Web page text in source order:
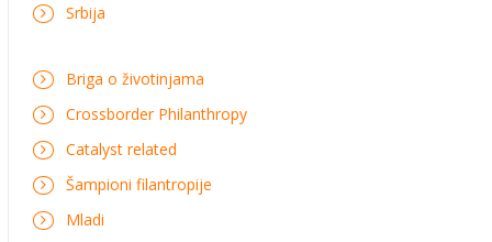
Srbija
Briga o životinjama
Crossborder Philanthropy
Catalyst related
Šampioni filantropije
Mladi